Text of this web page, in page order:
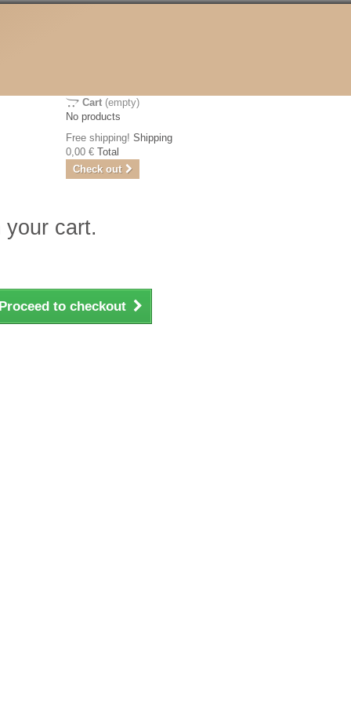
Cart (empty)
No products
Free shipping! Shipping
0,00 € Total
Check out
cart.
Proceed to checkout